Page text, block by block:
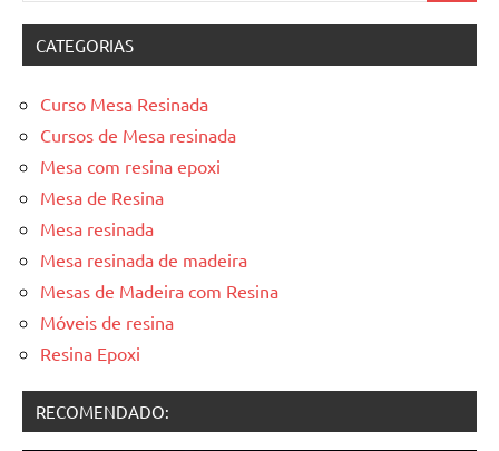
CATEGORIAS
Curso Mesa Resinada
Cursos de Mesa resinada
Mesa com resina epoxi
Mesa de Resina
Mesa resinada
Mesa resinada de madeira
Mesas de Madeira com Resina
Móveis de resina
Resina Epoxi
RECOMENDADO: